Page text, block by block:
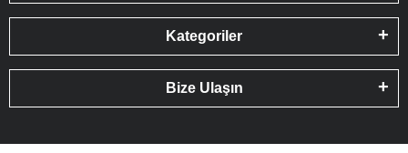
Kategoriler
Bize Ulaşın